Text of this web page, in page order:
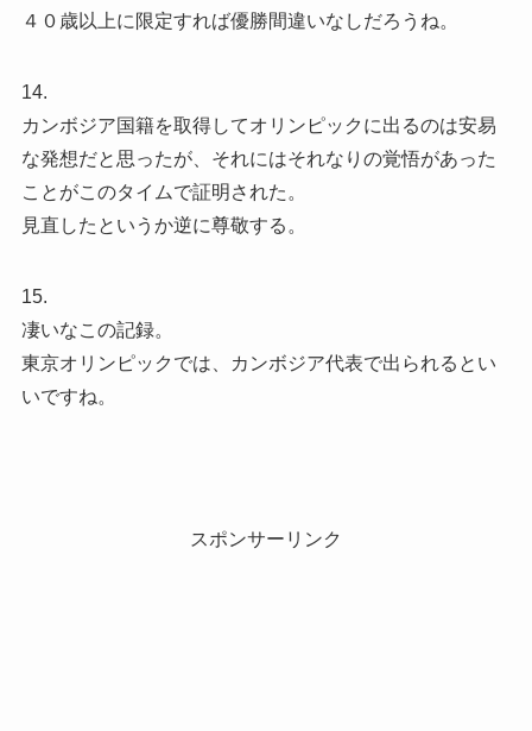
４０歳以上に限定すれば優勝間違いなしだろうね。
14.
カンボジア国籍を取得してオリンピックに出るのは安易
な発想だと思ったが、それにはそれなりの覚悟があった
ことがこのタイムで証明された。
見直したというか逆に尊敬する。
15.
凄いなこの記録。
東京オリンピックでは、カンボジア代表で出られるとい
いですね。
スポンサーリンク